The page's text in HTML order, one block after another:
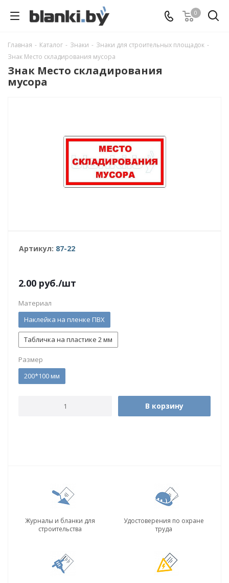
0
Главная - Каталог - Знаки - Знаки для строительных площадок -
Знак Место складирования мусора
Знак Место складирования
мусора
Артикул: 87-22
2.00 руб./шт
Материал
Наклейка на пленке ПВХ
Табличка на пластике 2 мм
Размер
200*100 мм
В корзину
Журналы и бланки для
строительства
Удостоверения по охране
труда